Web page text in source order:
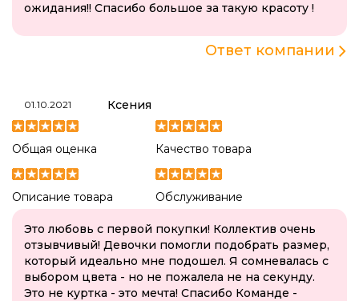
ожидания!! Спасибо большое за такую красоту !
Ответ компании
01.10.2021 Ксения
Общая оценка Качество товара
Описание товара Обслуживание
Это любовь с первой покупки! Коллектив очень
отзывчивый! Девочки помогли подобрать размер,
который идеально мне подошел. Я сомневалась с
выбором цвета - но не пожалела не на секунду.
Это не куртка - это мечта! Спасибо Команде -